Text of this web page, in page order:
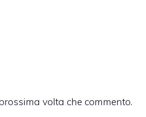
volta che commento.